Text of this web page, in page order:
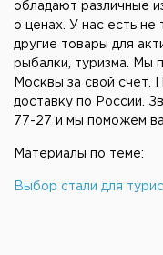
обладают различные
о ценах. У нас есть не
другие товары для
рыбалки, туризма. Мы
Москвы за свой счет.
доставку по России.
77-27 и мы поможем
Материалы по теме:
Выбор стали для